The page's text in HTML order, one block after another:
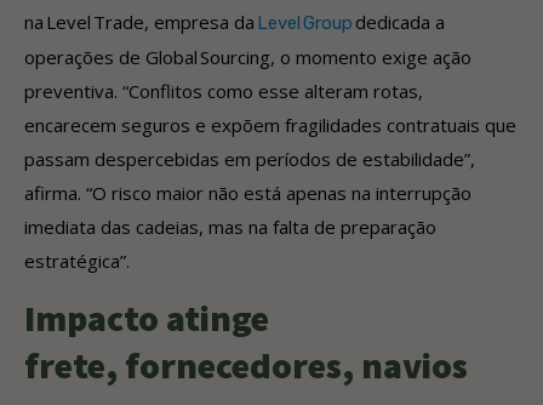
na Level Trade, empresa da Level Group dedicada a
operações de Global Sourcing, o momento exige ação
preventiva. “Conflitos como esse alteram rotas,
encarecem seguros e expõem fragilidades contratuais que
passam despercebidas em períodos de estabilidade”,
afirma. “O risco maior não está apenas na interrupção
imediata das cadeias, mas na falta de preparação
estratégica”.
Impacto atinge
frete, fornecedores, navios